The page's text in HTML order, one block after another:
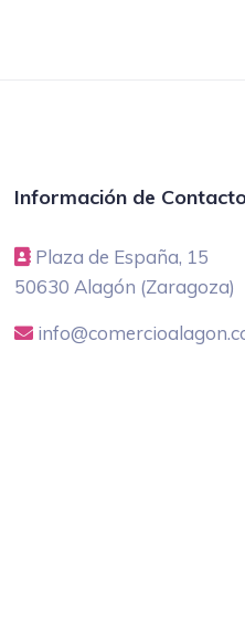
Información de
Plaza de España, 15
50630 Alagón (Zaragoza)